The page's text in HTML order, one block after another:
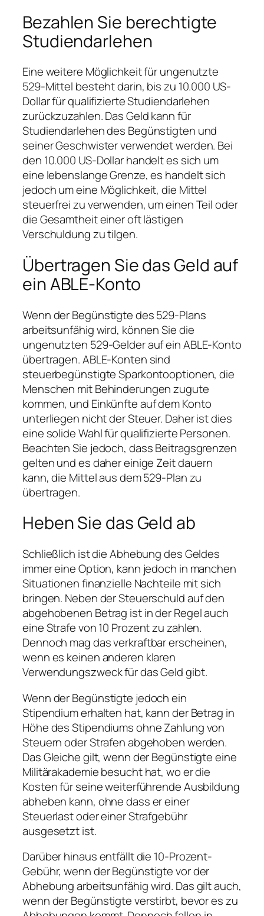
Bezahlen Sie berechtigte
Studiendarlehen
Eine weitere Möglichkeit für ungenutzte
529-Mittel besteht darin, bis zu 10.000 US-
Dollar für qualifizierte Studiendarlehen
zurückzuzahlen. Das Geld kann für
Studiendarlehen des Begünstigten und
seiner Geschwister verwendet werden. Bei
den 10.000 US-Dollar handelt es sich um
eine lebenslange Grenze, es handelt sich
jedoch um eine Möglichkeit, die Mittel
steuerfrei zu verwenden, um einen Teil oder
die Gesamtheit einer oft lästigen
Verschuldung zu tilgen.
Übertragen Sie das Geld auf
ein ABLE-Konto
Wenn der Begünstigte des 529-Plans
arbeitsunfähig wird, können Sie die
ungenutzten 529-Gelder auf ein ABLE-Konto
übertragen. ABLE-Konten sind
steuerbegünstigte Sparkontooptionen, die
Menschen mit Behinderungen zugute
kommen, und Einkünfte auf dem Konto
unterliegen nicht der Steuer. Daher ist dies
eine solide Wahl für qualifizierte Personen.
Beachten Sie jedoch, dass Beitragsgrenzen
gelten und es daher einige Zeit dauern
kann, die Mittel aus dem 529-Plan zu
übertragen.
Heben Sie das Geld ab
Schließlich ist die Abhebung des Geldes
immer eine Option, kann jedoch in manchen
Situationen finanzielle Nachteile mit sich
bringen. Neben der Steuerschuld auf den
abgehobenen Betrag ist in der Regel auch
eine Strafe von 10 Prozent zu zahlen.
Dennoch mag das verkraftbar erscheinen,
wenn es keinen anderen klaren
Verwendungszweck für das Geld gibt.
Wenn der Begünstigte jedoch ein
Stipendium erhalten hat, kann der Betrag in
Höhe des Stipendiums ohne Zahlung von
Steuern oder Strafen abgehoben werden.
Das Gleiche gilt, wenn der Begünstigte eine
Militärakademie besucht hat, wo er die
Kosten für seine weiterführende Ausbildung
abheben kann, ohne dass er einer
Steuerlast oder einer Strafgebühr
ausgesetzt ist.
Darüber hinaus entfällt die 10-Prozent-
Gebühr, wenn der Begünstigte vor der
Abhebung arbeitsunfähig wird. Das gilt auch,
wenn der Begünstigte verstirbt, bevor es zu